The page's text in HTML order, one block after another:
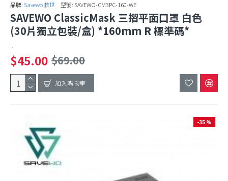
品牌: Savewo 救世 型號: SAVEWO-CM3PC-160-WE
SAVEWO ClassicMask 三摺平面口罩 白色
(30片獨立包裝/盒) *160mm R 標準碼*
..
$45.00 $69.00
加入購物車
-35 %